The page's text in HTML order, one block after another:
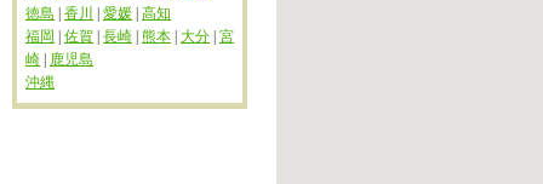
徳島
香川 愛媛 高知
福岡
佐賀 長崎 熊本 大分 宮
崎
鹿児島
沖縄